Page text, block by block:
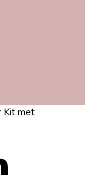
Kit met